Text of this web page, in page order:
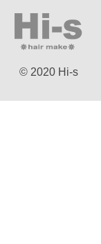
© 2020 Hi-s